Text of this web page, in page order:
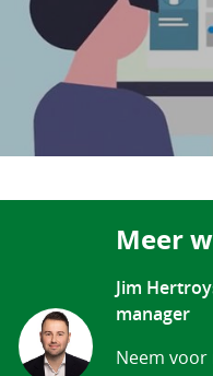
Meer
Jim
manager
Neem